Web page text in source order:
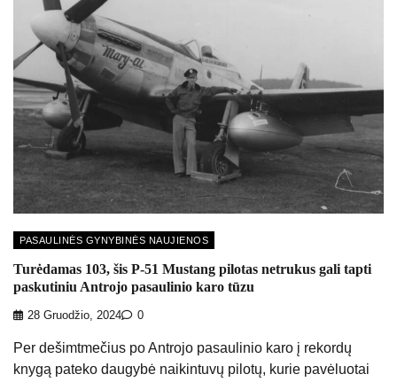
PASAULINĖS GYNYBINĖS NAUJIENOS
Turėdamas 103, šis P-51 Mustang pilotas netrukus gali tapti
paskutiniu Antrojo pasaulinio karo tūzu
28 Gruodžio, 2024 0
Per dešimtmečius po Antrojo pasaulinio karo į rekordų
knygą pateko daugybė naikintuvų pilotų, kurie pavėluotai